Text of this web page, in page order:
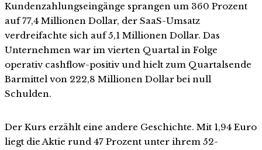
Kundenzahlungseingänge sprangen um 360 Prozent
auf 77,4 Millionen Dollar, der SaaS-Umsatz
verdreifachte sich auf 5,1 Millionen Dollar. Das
Unternehmen war im vierten Quartal in Folge
operativ cashflow-positiv und hielt zum Quartalsende
Barmittel von 222,8 Millionen Dollar bei null
Schulden.
Der Kurs erzählt eine andere Geschichte. Mit 1,94 Euro
liegt die Aktie rund 47 Prozent unter ihrem 52-